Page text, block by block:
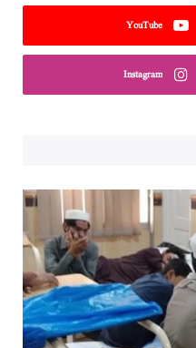
YouTube
Instagram